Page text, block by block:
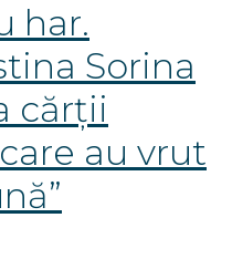
har.
Sorina
cărții
au vrut